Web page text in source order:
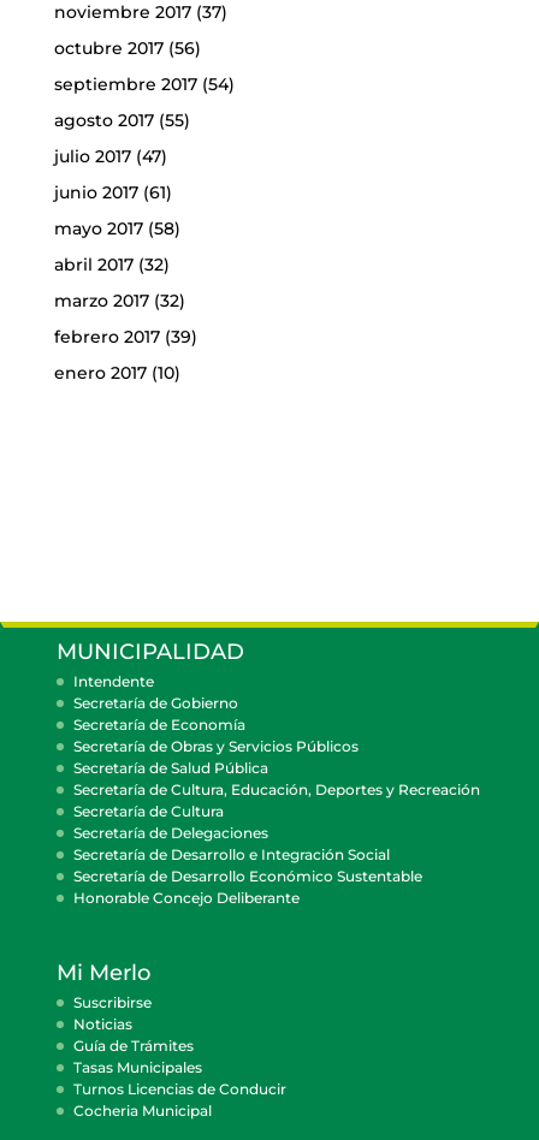
noviembre 2017(37)
octubre 2017(56)
septiembre 2017(54)
agosto 2017(55)
julio 2017(47)
junio 2017(61)
mayo 2017(58)
abril 2017(32)
marzo 2017(32)
febrero 2017(39)
enero 2017(10)
MUNICIPALIDAD
Intendente
Secretaría de Gobierno
Secretaría de Economía
Secretaría de Obras y Servicios Públicos
Secretaría de Salud Pública
Secretaría de Cultura, Educación, Deportes y Recreación
Secretaría de Cultura
Secretaría de Delegaciones
Secretaría de Desarrollo e Integración Social
Secretaría de Desarrollo Económico Sustentable
Honorable Concejo Deliberante
Mi Merlo
Suscribirse
Noticias
Guía de Trámites
Tasas Municipales
Turnos Licencias de Conducir
Cocheria Municipal